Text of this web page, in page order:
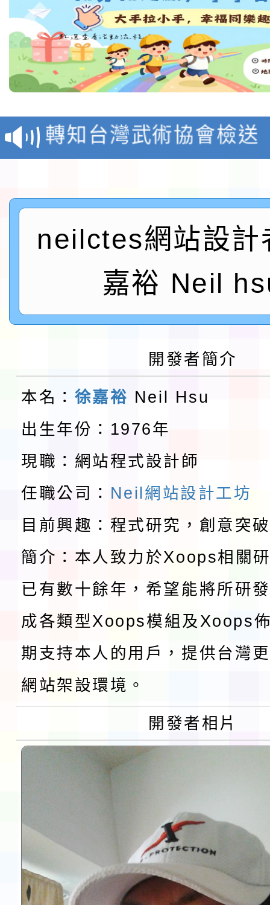
116學年度國民中學各
生入學前鑑定事宜
轉知台灣武術協會檢送
月29日中正盃決賽暨國
術精英錦標賽」
「抗生素聰明用，防疫
動」插畫徵件活動
淨零綠生活教案入校路
會
地景藝術節教師研習
115年8月22日(星期六
共學行動站」第二階段
習海報及各區簡章
教育部校安中心白海豚
淨零綠領人才培育課程
116學年度國民中學各
生入學前鑑定事宜
轉知台灣武術協會檢送
月29日中正盃決賽暨國
術精英錦標賽」
「抗生素聰明用，防疫
動」插畫徵件活動
淨零綠生活教案入校路
會
地景藝術節教師研習
115年8月22日(星期六
桃園市孔廟祈福系列
開 智慧啟航」
轉知國立東華大學辦理
共學行動站」第二階段
習海報及各區簡章
教育部校安中心白海豚
淨零綠領人才培育課程
neilctes網站設計
嘉裕 Neil
開發者簡介
本名： 徐嘉裕 Neil Hsu
出生年份：1976年
現職：網站程式設計師
任職公司： Neil網站設計工坊
目前興趣：程式研究，創意突
簡介：本人致力於Xoops相關
已有數十餘年，希望能將所研
成各類型Xoops模組及Xoops
期支持本人的用戶，提供台灣
網站架設環境。
開發者相片